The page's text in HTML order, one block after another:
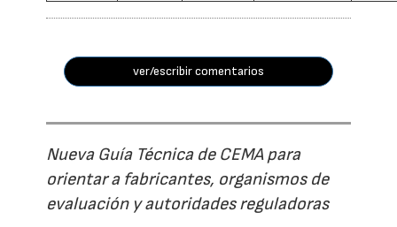
ver/escribir comentarios
Nueva Guía Técnica de CEMA para
orientar a fabricantes, organismos de
evaluación y autoridades reguladoras